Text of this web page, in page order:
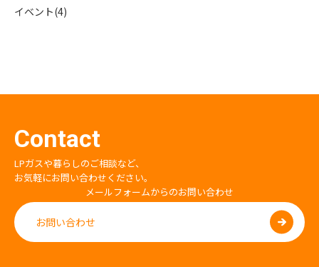
イベント(4)
Contact
LPガスや暮らしのご相談など、
お気軽にお問い合わせください。
メールフォームからのお問い合わせ
お問い合わせ